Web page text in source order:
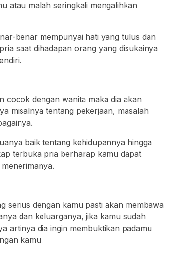
atau malah seringkali mengalihkan
benar mempunyai hati yang tulus dan
saat dihadapan orang yang disukainya
cocok dengan wanita maka dia akan
misalnya tentang pekerjaan, masalah
baik tentang kehidupannya hingga
terbuka pria berharap kamu dapat
serius dengan kamu pasti akan membawa
dan keluarganya, jika kamu sudah
artinya dia ingin membuktikan padamu
kamu.